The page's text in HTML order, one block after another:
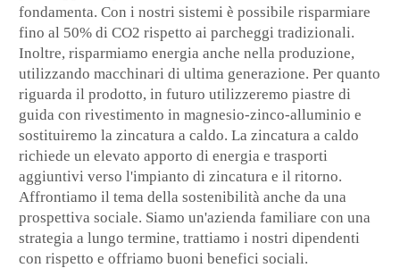
fondamenta. Con i nostri sistemi è possibile risparmiare
fino al 50% di CO2 rispetto ai parcheggi tradizionali.
Inoltre, risparmiamo energia anche nella produzione,
utilizzando macchinari di ultima generazione. Per quanto
riguarda il prodotto, in futuro utilizzeremo piastre di
guida con rivestimento in magnesio-zinco-alluminio e
sostituiremo la zincatura a caldo. La zincatura a caldo
richiede un elevato apporto di energia e trasporti
aggiuntivi verso l'impianto di zincatura e il ritorno.
Affrontiamo il tema della sostenibilità anche da una
prospettiva sociale. Siamo un'azienda familiare con una
strategia a lungo termine, trattiamo i nostri dipendenti
con rispetto e offriamo buoni benefici sociali.